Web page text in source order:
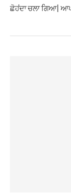
ਛੋਹਂਦਾ ਚਲਾ ਗਿਆ|